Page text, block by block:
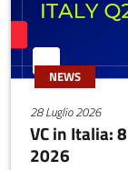
NEWS
28 Luglio 2026
VC in Italia:
2026